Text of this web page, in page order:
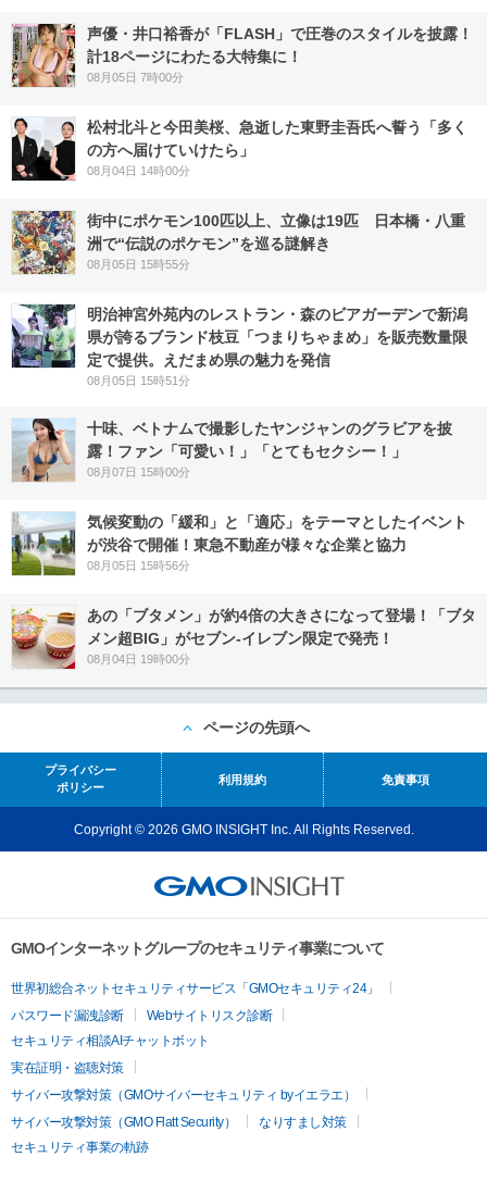
声優・井口裕香が「FLASH」で圧巻のスタイルを披露！
計18ページにわたる大特集に！
08月05日 7時00分
松村北斗と今田美桜、急逝した東野圭吾氏へ誓う「多く
の方へ届けていけたら」
08月04日 14時00分
街中にポケモン100匹以上、立像は19匹 日本橋・八重
洲で“伝説のポケモン”を巡る謎解き
08月05日 15時55分
明治神宮外苑内のレストラン・森のビアガーデンで新潟
県が誇るブランド枝豆「つまりちゃまめ」を販売数量限
定で提供。えだまめ県の魅力を発信
08月05日 15時51分
十味、ベトナムで撮影したヤンジャンのグラビアを披
露！ファン「可愛い！」「とてもセクシー！」
08月07日 15時00分
気候変動の「緩和」と「適応」をテーマとしたイベント
が渋谷で開催！東急不動産が様々な企業と協力
08月05日 15時56分
あの「ブタメン」が約4倍の大きさになって登場！「ブタ
メン超BIG」がセブン‐イレブン限定で発売！
08月04日 19時00分
ページの先頭へ
プライバシー
ポリシー
利用規約 免責事項
Copyright © 2026 GMO INSIGHT Inc. All Rights Reserved.
GMOインターネットグループのセキュリティ事業について
世界初総合ネットセキュリティサービス「GMOセキュリティ24」
パスワード漏洩診断
Webサイトリスク診断
セキュリティ相談AIチャットボット
実在証明・盗聴対策
サイバー攻撃対策（GMOサイバーセキュリティ byイエラエ）
サイバー攻撃対策（GMO Flatt Security）
なりすまし対策
セキュリティ事業の軌跡